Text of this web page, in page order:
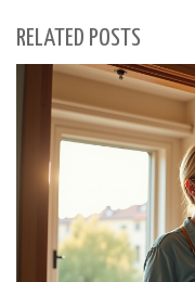
RELATED POSTS